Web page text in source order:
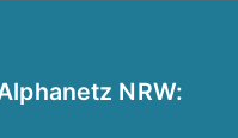
NRW: